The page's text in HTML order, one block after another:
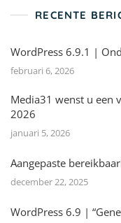
RECENTE
WordPress 6.9.1 |
februari 6, 2026
Media31 wenst u een
2026
januari 5, 2026
Aangepaste
december 22, 2025
WordPress 6.9 |